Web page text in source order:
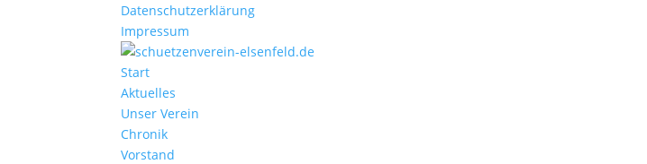
Datenschutzerklärung
Impressum
Start
Aktuelles
Unser Verein
Chronik
Vorstand